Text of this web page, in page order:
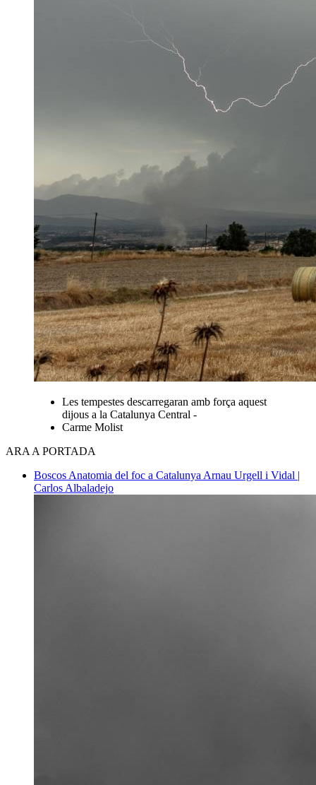
Les tempestes descarregaran amb força aquest
dijous a la Catalunya Central -
Carme Molist
ARA A PORTADA
Boscos Anatomia del foc a Catalunya Arnau Urgell i Vidal |
Carlos Albaladejo